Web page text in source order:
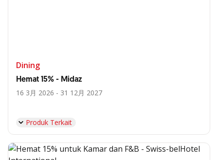
Dining
Hemat 15% - Midaz
16 3月 2026 - 31 12月 2027
Produk Terkait